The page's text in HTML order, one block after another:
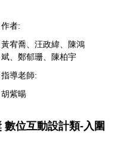
作者:
黃宥喬、汪政緯、陳鴻
斌、鄭郁珊、陳柏宇
指導老師:
胡紫暘
位互動設計類-入圍